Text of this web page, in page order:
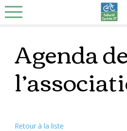
Skip
to
Agenda de
Retour à la liste